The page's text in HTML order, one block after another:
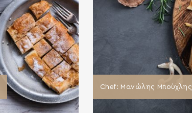
Chef: Μανώλης Μπούχλης